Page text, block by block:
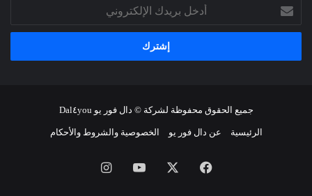
بريدك
الإلكتروني
جميع الحقوق محفوظة لشركة © دال فور يو Dal٤you
الرئيسية عن دال فور يو الخصوصية والشروط والأحكام
فيسبوك ‫YouTube